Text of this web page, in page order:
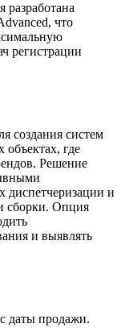
разработана
что
регистрации
создания систем
где
Решение
диспетчеризации и
сборки. Опция
и выявлять
даты продажи.